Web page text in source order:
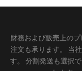
財務および販売上の
注文も承ります。 当
す。 分割発送も選択